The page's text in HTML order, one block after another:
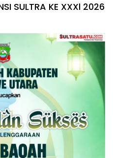
SULTRA KE XXXl 2026